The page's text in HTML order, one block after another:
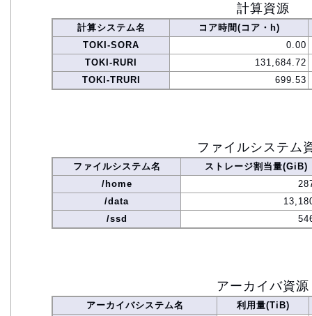
計算資源
計算システム名
コア時間(コア・h)
TOKI-SORA
0.00
TOKI-RURI
131,684.72
TOKI-TRURI
699.53
ファイルシステム
ファイルシステム名
ストレージ割当量(GiB)
/home
/data
/ssd
アーカイバ資源
アーカイバシステム名
利用量(TiB)